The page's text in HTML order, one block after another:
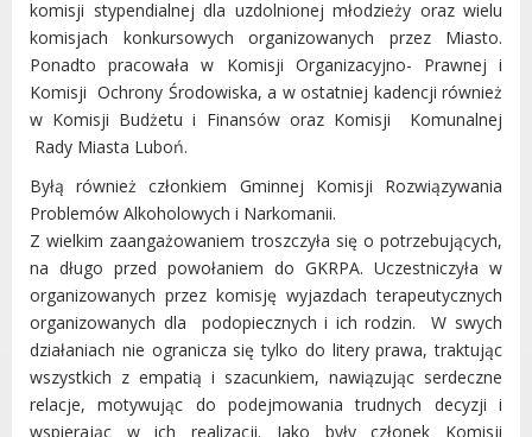
komisji stypendialnej dla uzdolnionej młodzieży oraz wielu
komisjach konkursowych organizowanych przez Miasto.
Ponadto pracowała w Komisji Organizacyjno- Prawnej i
Komisji Ochrony Środowiska, a w ostatniej kadencji również
w Komisji Budżetu i Finansów oraz Komisji Komunalnej
Rady Miasta Luboń.
Byłą również członkiem Gminnej Komisji Rozwiązywania
Problemów Alkoholowych i Narkomanii.
Z wielkim zaangażowaniem troszczyła się o potrzebujących,
na długo przed powołaniem do GKRPA. Uczestniczyła w
organizowanych przez komisję wyjazdach terapeutycznych
organizowanych dla podopiecznych i ich rodzin. W swych
działaniach nie ogranicza się tylko do litery prawa, traktując
wszystkich z empatią i szacunkiem, nawiązując serdeczne
relacje, motywując do podejmowania trudnych decyzji i
wspierając w ich realizacji. Jako były członek Komisji